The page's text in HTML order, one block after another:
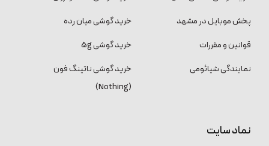
پخش موبایل در مشهد
قوانین و مقررات
نمایندگی شیائومی
خرید گوشی میان رده
خرید گوشی 5g
خرید گوشی ناتینگ فون
(Nothing)
نماد سایت